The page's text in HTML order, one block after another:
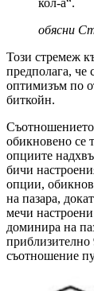
кол-а“.
обясни
Този стремеж
предполага, че
оптимизъм по
биткойн.
обикновено се
опциите
бичи
опции,
на пазара,
мечи
доминира на
приблизително
съотношение